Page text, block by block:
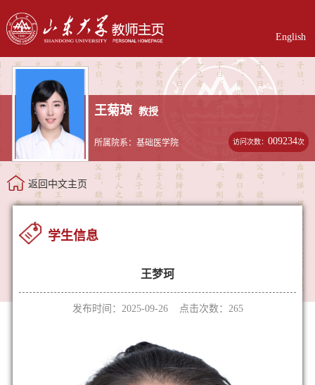
English
王菊琼 教授
所属院系：基础医学院 访问次数：009234次
返回中文主页
学生信息
王梦珂
发布时间：2025-09-26 点击次数： 265